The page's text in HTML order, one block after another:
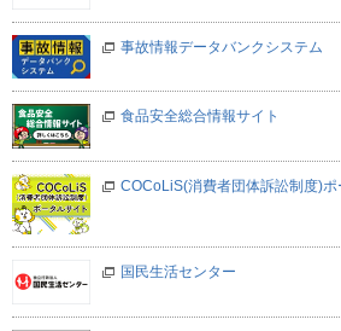
事故情報データバンクシステム
食品安全総合情報サイト
COCoLiS(消費者団体訴訟制度)ポ
国民生活センター